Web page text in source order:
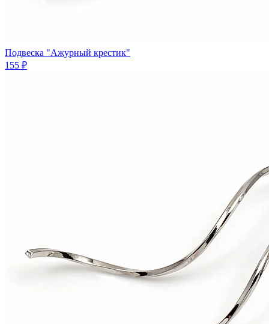
Подвеска "Ажурный крестик"
155 ₽